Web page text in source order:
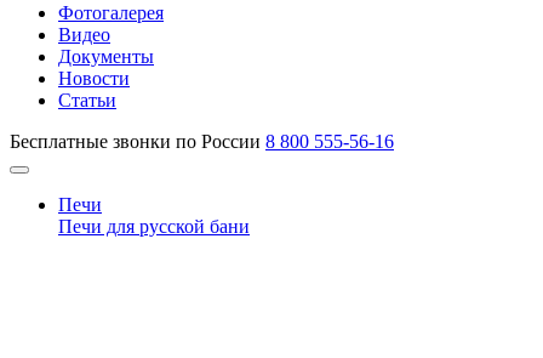
Фотогалерея
Видео
Документы
Новости
Статьи
Бесплатные звонки по России 8 800 555-56-16
Печи
Печи для русской бани